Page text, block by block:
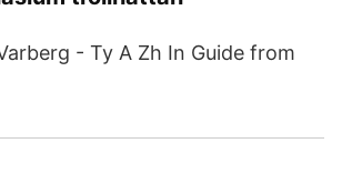
- Ty A Zh In Guide from